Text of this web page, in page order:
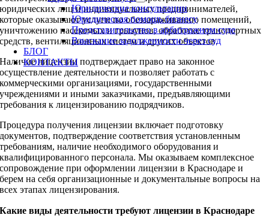
Юридические консультации
Юридическая помощь бизнесу
Представительство в арбитражном суде
Взыскание задолженности через суд
БЛОГ
КОНТАКТЫ
юридических лиц и индивидуальных предпринимателей,
которые оказывают услуги по обеззараживанию помещений,
уничтожению насекомых и грызунов, обработке транспортных
средств, вентиляционных систем и других объектов.
Наличие лицензии подтверждает право на законное
осуществление деятельности и позволяет работать с
коммерческими организациями, государственными
учреждениями и иными заказчиками, предъявляющими
требования к лицензированию подрядчиков.
Процедура получения лицензии включает подготовку
документов, подтверждение соответствия установленным
требованиям, наличие необходимого оборудования и
квалифицированного персонала. Мы оказываем комплексное
сопровождение при оформлении лицензии в Краснодаре и
берем на себя организационные и документальные вопросы на
всех этапах лицензирования.
Какие виды деятельности требуют лицензии в Краснодаре